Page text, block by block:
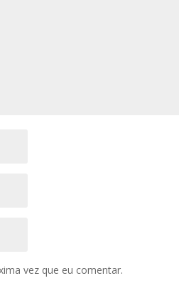
vez que eu comentar.